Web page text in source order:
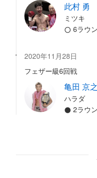
此村 勇
ミツキ
6ラウ
2020年11月28日
フェザー級6回戦
亀田 京
ハラダ
2ラウ